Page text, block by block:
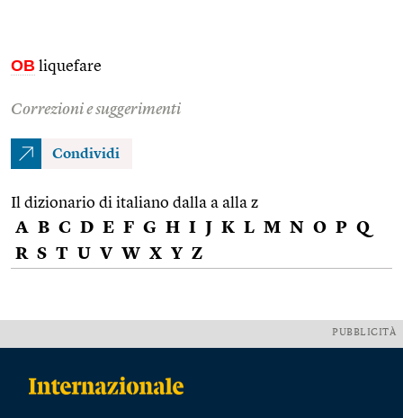
OB liquefare
Correzioni e suggerimenti
Condividi
Il dizionario di italiano dalla a alla z
A B C D E F G H I J K L M N O P Q
R S T U V W X Y Z
PUBBLICITÀ